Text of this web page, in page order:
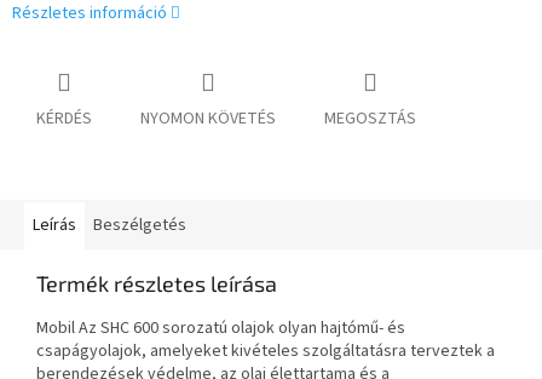
Részletes információ
KÉRDÉS NYOMON KÖVETÉS MEGOSZTÁS
Leírás Beszélgetés
Termék részletes leírása
Mobil Az SHC 600 sorozatú olajok olyan hajtómű- és
csapágyolajok, amelyeket kivételes szolgáltatásra terveztek a